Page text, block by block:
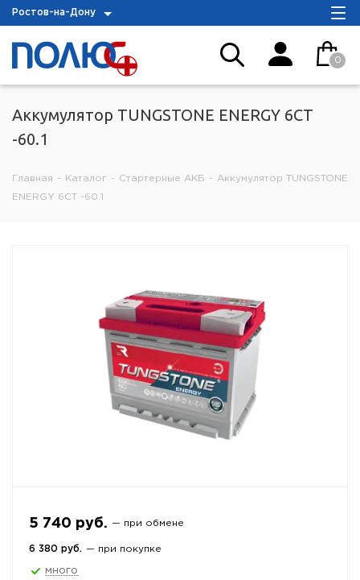
Ростов-на-Дону
0
Аккумулятор TUNGSTONE ENERGY 6СТ
-60.1
Главная - Каталог - Стартерные АКБ - Аккумулятор TUNGSTONE
ENERGY 6СТ -60.1
5 740 руб. — при обмене
6 380 руб. — при покупке
много